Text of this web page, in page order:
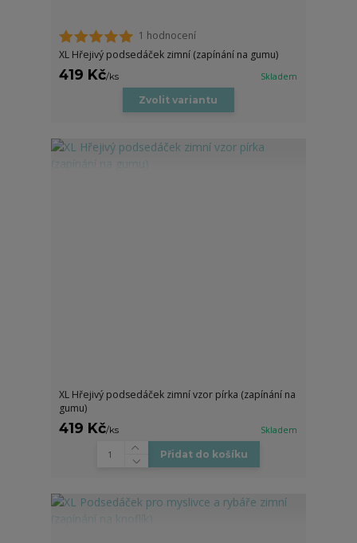
1 hodnocení
XL Hřejivý podsedáček zimní (zapínání na gumu)
419 Kč/ks Skladem
Zvolit variantu
XL Hřejivý podsedáček zimní vzor pírka (zapínání na
gumu)
419 Kč/ks Skladem
Přidat do košíku